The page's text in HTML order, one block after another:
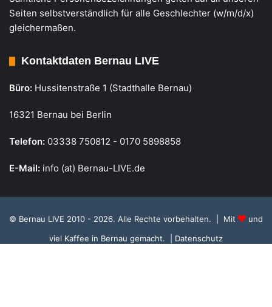
Seiten selbstverständlich für alle Geschlechter (w/m/d/x)
gleichermaßen.
Kontaktdaten Bernau LIVE
Büro: Hussitenstraße 1 (Stadthalle Bernau)
16321 Bernau bei Berlin
Telefon: 03338 750812 - 0170 5898858
E-Mail: info (at) Bernau-LIVE.de
© Bernau LIVE 2010 - 2026. Alle Rechte vorbehalten. | Mit
und
viel Kaffee in Bernau gemacht.
| Datenschutz